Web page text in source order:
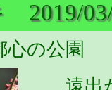
2019/
心の公園
遠出